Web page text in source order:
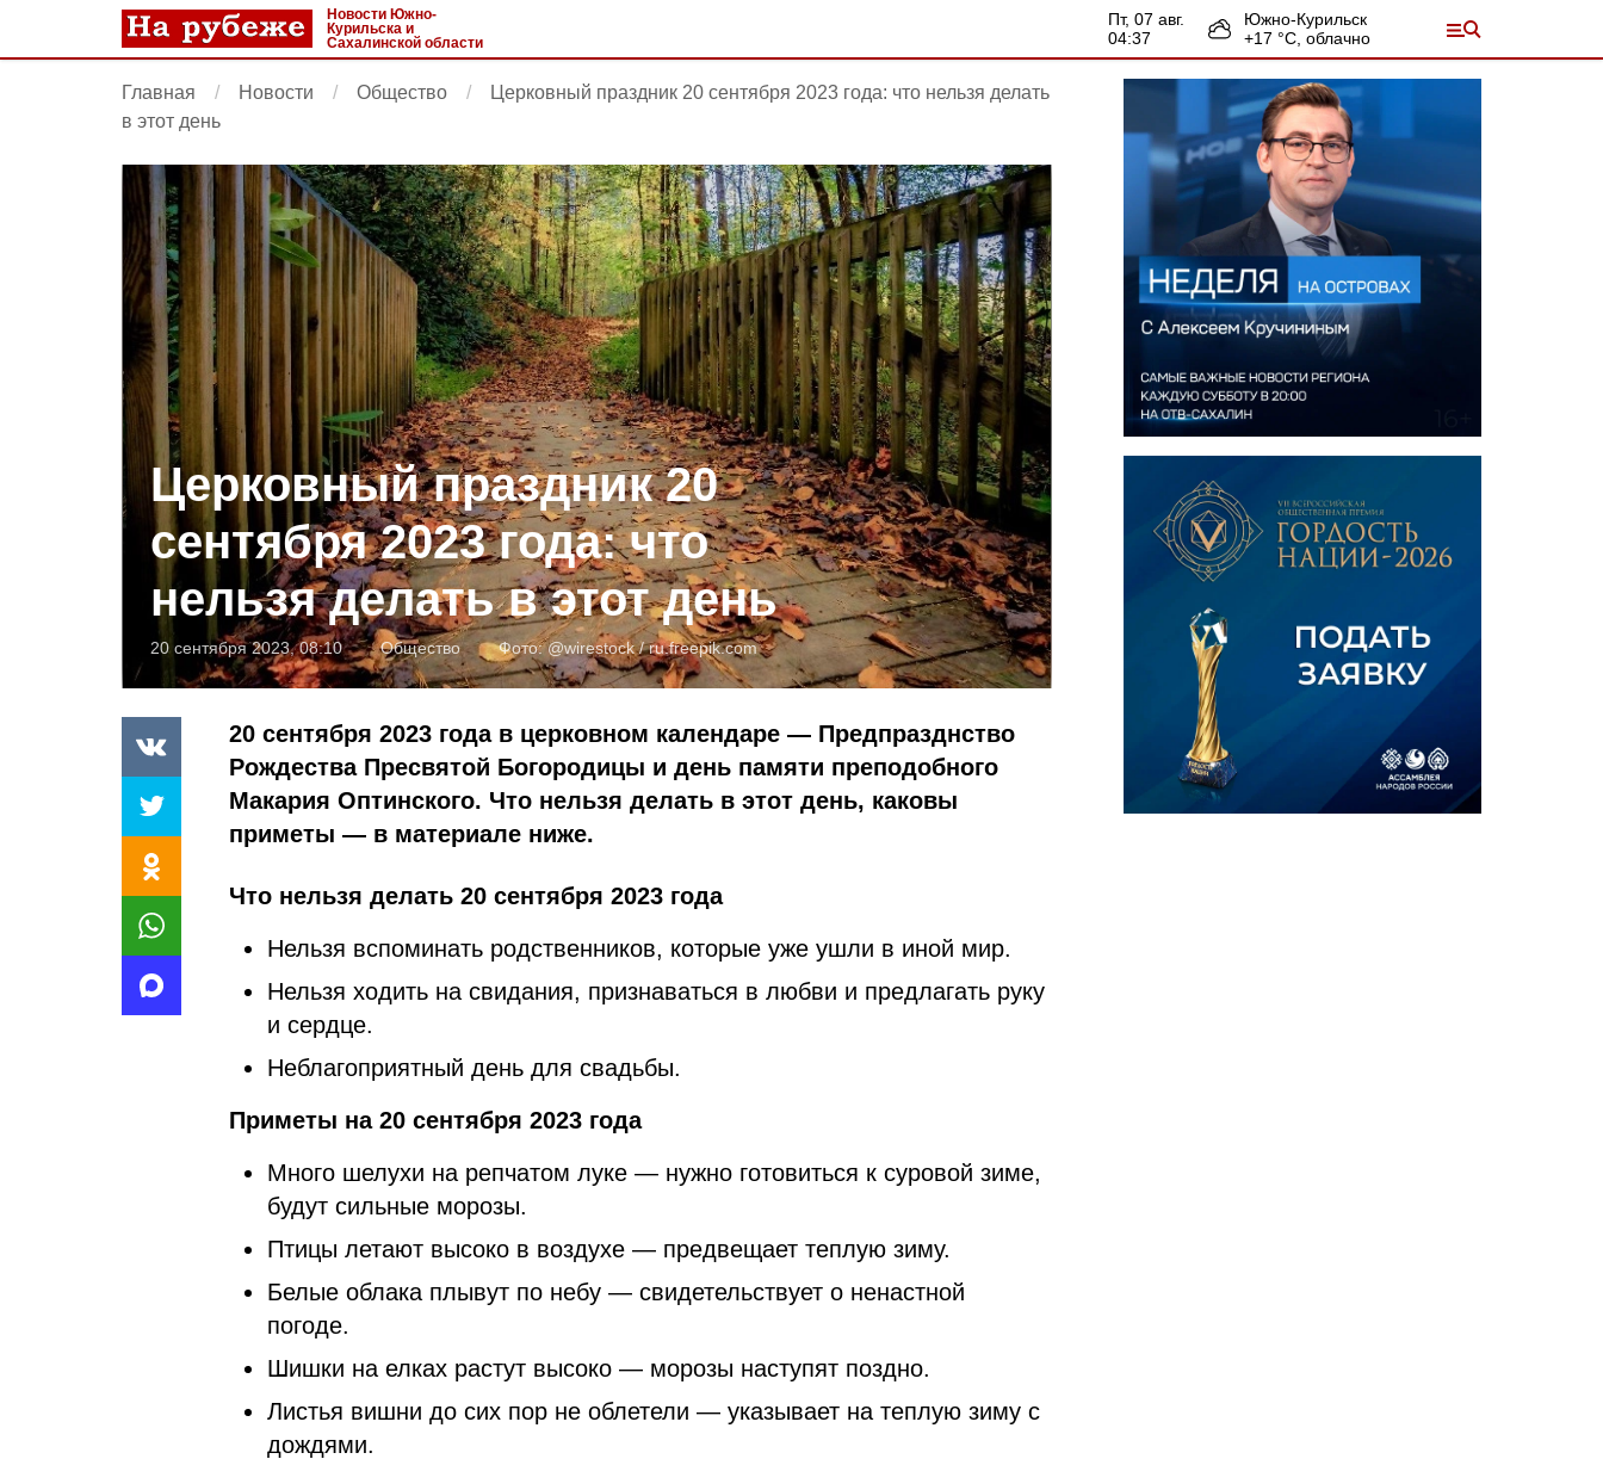
Новости Южно-
Курильска и
Сахалинской области
пт, 07 авг.
04:37
Южно-Курильск
+17 °С, облачно
Главная Новости Общество
Церковный праздник 20 сентября 2023 года: что нельзя делать
в этот день
Церковный праздник 20
сентября 2023 года: что
нельзя делать в этот день
20 сентября 2023, 08:10 Общество Фото:@wirestock /ru.freepik.com
20 сентября 2023 года в церковном календаре — Предпразднство
Рождества Пресвятой Богородицы и день памяти преподобного
Макария Оптинского. Что нельзя делать в этот день, каковы
приметы — в материале ниже.
Что нельзя делать 20 сентября 2023 года
Нельзя вспоминать родственников, которые уже ушли в иной мир.
Нельзя ходить на свидания, признаваться в любви и предлагать руку
и сердце.
Неблагоприятный день для свадьбы.
Приметы на 20 сентября 2023 года
Много шелухи на репчатом луке — нужно готовиться к суровой зиме,
будут сильные морозы.
Птицы летают высоко в воздухе — предвещает теплую зиму.
Белые облака плывут по небу — свидетельствует о ненастной
погоде.
Шишки на елках растут высоко — морозы наступят поздно.
Листья вишни до сих пор не облетели — указывает на теплую зиму с
дождями.